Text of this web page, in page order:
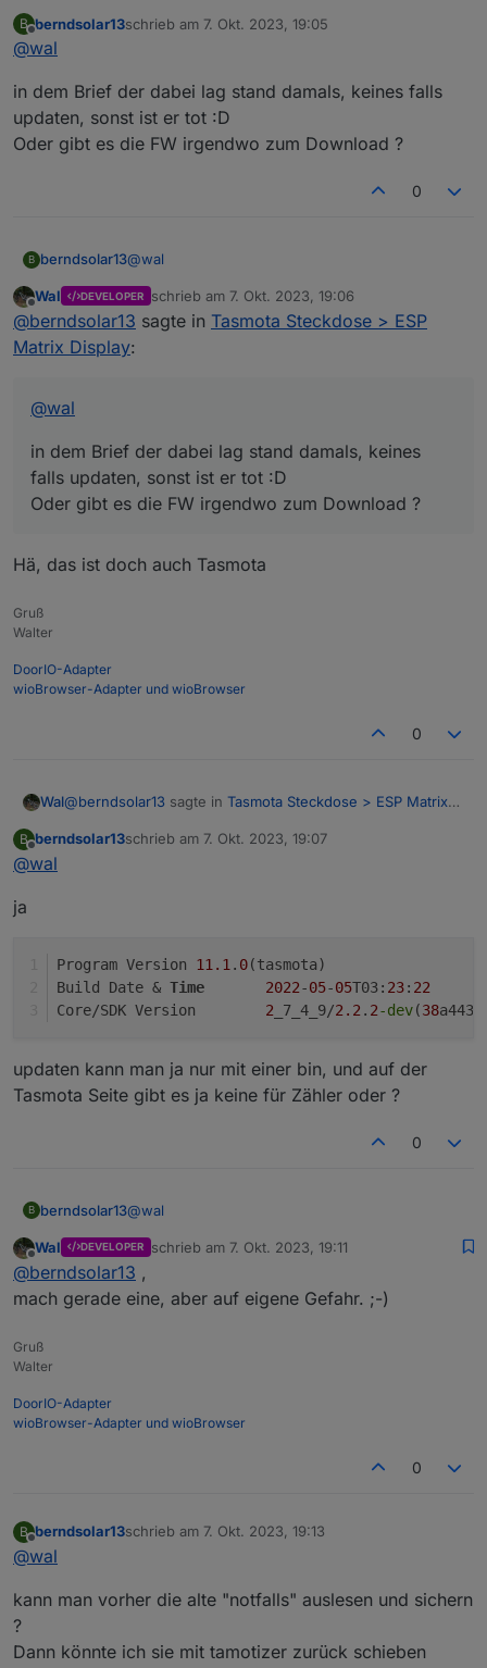
B
Offline
berndsolar13schrieb am 7. Okt. 2023, 19:05
zuletzt editiert von
@wal
in dem Brief der dabei lag stand damals, keines falls
updaten, sonst ist er tot :D
Oder gibt es die FW irgendwo zum Download ?
0
B berndsolar13@wal
in dem Brief der dabei lag stand damals, keines
falls updaten, sonst ist er tot :D
Oder gibt es die FW irgendwo zum Download ?
Offline
Wal DEVELOPER schrieb am 7. Okt. 2023, 19:06
zuletzt editiert von
@berndsolar13 sagte in Tasmota Steckdose > ESP
Matrix Display:
@wal
in dem Brief der dabei lag stand damals, keines
falls updaten, sonst ist er tot :D
Oder gibt es die FW irgendwo zum Download ?
Hä, das ist doch auch Tasmota
Gruß
Walter
DoorIO-Adapter
wioBrowser-Adapter und wioBrowser
0
Wal@berndsolar13 sagte in Tasmota Steckdose > ESP Matrix
B
Offline
berndsolar13schrieb am 7. Okt. 2023, 19:07
zuletzt editiert von
@wal
ja
11.1 . 0(tasmota)
Build Date & Time 2022-05-05T03: 23: 22
2 _7_4_9/2.2 . 2-dev(38
updaten kann man ja nur mit einer bin, und auf der
Tasmota Seite gibt es ja keine für Zähler oder ?
0
B berndsolar13@wal
ja
Program Version	11.1.0(tasmota)
Build Date & Time	2022-05-
Offline
Wal DEVELOPER schrieb am 7. Okt. 2023, 19:11
zuletzt editiert von
@berndsolar13 ,
mach gerade eine, aber auf eigene Gefahr. ;-)
Gruß
Walter
DoorIO-Adapter
wioBrowser-Adapter und wioBrowser
0
B
Offline
berndsolar13schrieb am 7. Okt. 2023, 19:13
zuletzt editiert von
@wal
kann man vorher die alte "notfalls" auslesen und sichern
?
Dann könnte ich sie mit tamotizer zurück schieben